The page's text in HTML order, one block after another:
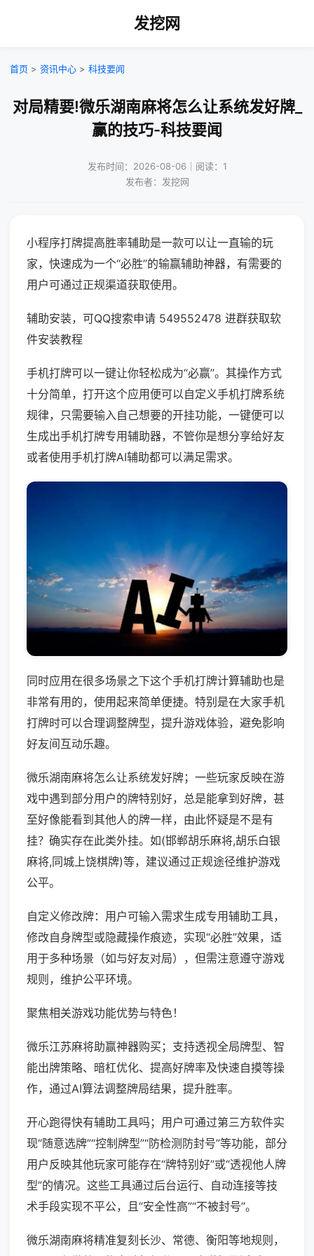
发挖网
首页 > 资讯中心 > 科技要闻
对局精要!微乐湖南麻将怎么让系统发好牌_
赢的技巧-科技要闻
发布时间：2026-08-06｜阅读：1
发布者：发挖网
小程序打牌提高胜率辅助是一款可以让一直输的玩
家，快速成为一个“必胜”的输赢辅助神器，有需要的
用户可通过正规渠道获取使用。
辅助安装，可QQ搜索申请 549552478 进群获取软
件安装教程
手机打牌可以一键让你轻松成为“必赢”。其操作方式
十分简单，打开这个应用便可以自定义手机打牌系统
规律，只需要输入自己想要的开挂功能，一键便可以
生成出手机打牌专用辅助器，不管你是想分享给好友
或者使用手机打牌AI辅助都可以满足需求。
同时应用在很多场景之下这个手机打牌计算辅助也是
非常有用的，使用起来简单便捷。特别是在大家手机
打牌时可以合理调整牌型，提升游戏体验，避免影响
好友间互动乐趣。
微乐湖南麻将怎么让系统发好牌；一些玩家反映在游
戏中遇到部分用户的牌特别好，总是能拿到好牌，甚
至好像能看到其他人的牌一样，由此怀疑是不是有
挂？确实存在此类外挂。如(邯郸胡乐麻将,胡乐白银
麻将,同城上饶棋牌)等，建议通过正规途径维护游戏
公平。
自定义修改牌：用户可输入需求生成专用辅助工具，
修改自身牌型或隐藏操作痕迹，实现“必胜”效果，适
用于多种场景（如与好友对局），但需注意遵守游戏
规则，维护公平环境。
聚焦相关游戏功能优势与特色！
微乐江苏麻将助赢神器购买；支持透视全局牌型、智
能出牌策略、暗杠优化、提高好牌率及快速自摸等操
作，通过AI算法调整牌局结果，提升胜率。
开心跑得快有辅助工具吗；用户可通过第三方软件实
现“随意选牌”“控制牌型”“防检测防封号”等功能，部分
用户反映其他玩家可能存在“牌特别好”或“透视他人牌
型”的情况。这些工具通过后台运行、自动连接等技
术手段实现不平公，且“安全性高”“不被封号”。
微乐湖南麻将精准复刻长沙、常德、衡阳等地规则，